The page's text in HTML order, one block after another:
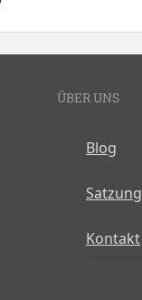
ÜBER UNS
Blog
Satzung
Kontakt